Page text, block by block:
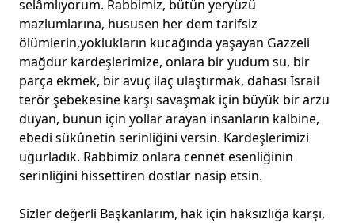
selâmlıyorum. Rabbimiz, bütün yeryüzü
mazlumlarına, hususen her dem tarifsiz
ölümlerin,yoklukların kucağında yaşayan Gazzeli
mağdur kardeşlerimize, onlara bir yudum su, bir
parça ekmek, bir avuç ilaç ulaştırmak, dahası İsrail
terör şebekesine karşı savaşmak için büyük bir arzu
duyan, bunun için yollar arayan insanların kalbine,
ebedi sükûnetin serinliğini versin. Kardeşlerimizi
uğurladık. Rabbimiz onlara cennet esenliğinin
serinliğini hissettiren dostlar nasip etsin.
Sizler değerli Başkanlarım, hak için haksızlığa karşı,